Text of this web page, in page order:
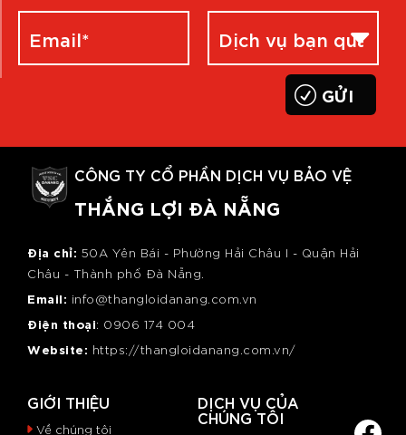
CÔNG TY CỔ PHẦN DỊCH VỤ BẢO VỆ
THẮNG LỢI ĐÀ NẴNG
Địa chỉ: 50A Yên Bái - Phường Hải Châu I - Quận Hải
Châu - Thành phố Đà Nẵng.
Email: info@thangloidanang.com.vn
Điện thoại: 0906 174 004
Website: https://thangloidanang.com.vn/
GIỚI THIỆU
Về chúng tôi
DỊCH VỤ CỦA
CHÚNG TÔI